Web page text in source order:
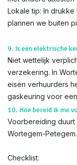
Lokale tip: In
plannen we buiten
9. Is een elektrische
Niet wettelijk
verzekering. In
eisen verhuurders
gaskeuring voor
10. Hoe bereid ik me
Voorbereiding duurt
Wortegem-Petegem.
Checklist: